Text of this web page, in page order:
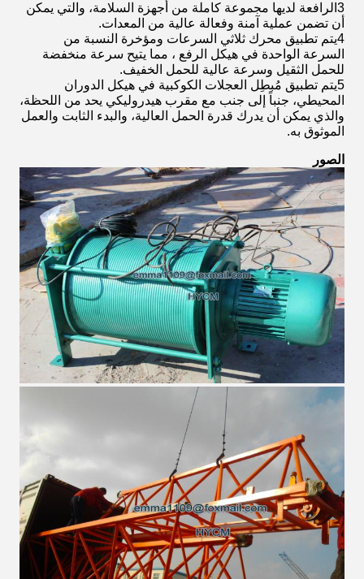
3الرافعة لديها مجموعة كاملة من أجهزة السلامة، والتي يمكن
أن تضمن عملية آمنة وفعالة عالية من المعدات.
4يتم تطبيق محرك ثلاثي السرعات ومؤخرة النسبة من
السرعة الواحدة في هيكل الرفع ، مما يتيح سرعة منخفضة
للحمل الثقيل وسرعة عالية للحمل الخفيف.
5يتم تطبيق مُبطِل العجلات الكوكبية في هيكل الدوران
المحيطي، جنباً إلى جنب مع مقرب هيدروليكي يحد من اللحظة،
والذي يمكن أن يدرك قدرة الحمل العالية، والبدء الثابت والعمل
الموثوق به.
الصور